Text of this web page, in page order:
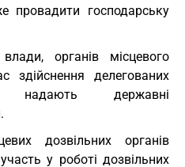
провадити господарську
органів місцевого
здійснення делегованих
державні
дозвільних органів
у роботі дозвільних